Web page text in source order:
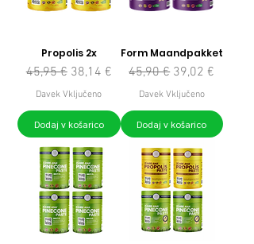
Propolis 2x
Redna cena
45,95 € Cena na razprodaji
38,14 €
Davek Vključeno
Dodaj v košarico
Form Maandpakket
Redna cena
45,90 € Cena na
39,02 €
Davek Vključeno
Dodaj v košarico